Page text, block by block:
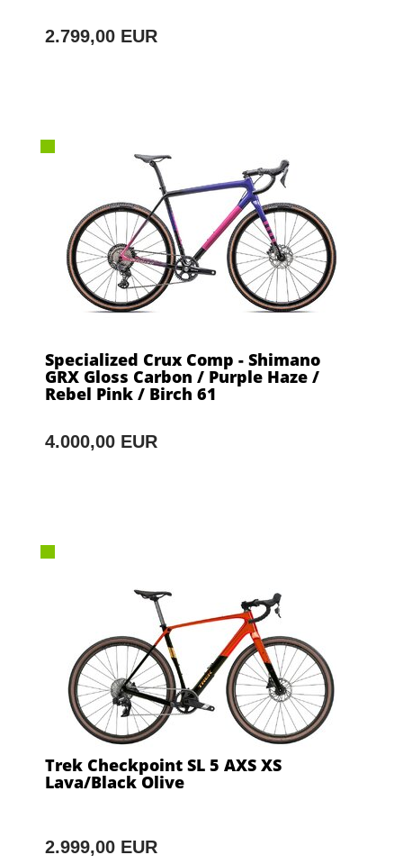
2.799,00 EUR
Specialized Crux Comp - Shimano
GRX Gloss Carbon / Purple Haze /
Rebel Pink / Birch 61
4.000,00 EUR
Trek Checkpoint SL 5 AXS XS
Lava/Black Olive
2.999,00 EUR